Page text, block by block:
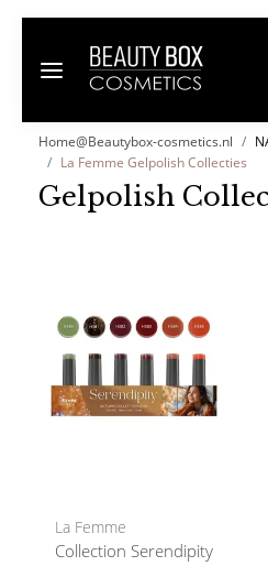
Home@Beautybox-cosmetics.nl
La Femme Gelpolish Collecties
Gelpolish
La Femme
Collection Serendipity